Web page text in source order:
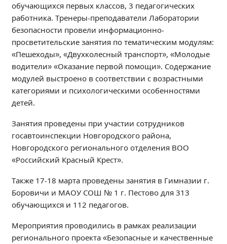
Контакты
Региональный центр по профилактике ДДТТ
Учебно-производственный комплекс
Центр карьеры
Противодействие коррупции
Всероссийское чемпионатное движение
Региональная инновационная площадка
СВЕДЕНИЯ ОБ ОБРАЗОВАТЕЛЬНОЙ ОРГАНИЗАЦИИ
Основные сведения
Структура и органы управления образовательной
организацией
Документы
Образование
Образовательные стандарты и требования
Руководство
Педагогический состав
обучающихся первых классов, 3 педагогических
работника. Тренеры-преподаватели Лаборатории
безопасности провели информационно-
просветительские занятия по тематическим модулям:
«Пешеходы», «Двухколесный транспорт», «Молодые
водители» «Оказание первой помощи». Содержание
модулей выстроено в соответствии с возрастными
категориями и психологическими особенностями
детей.
Занятия проведены при участии сотрудников
госавтоинспекции Новгородского района,
Новгородского регионального отделения ВОО
«Российский Красный Крест».
Также 17-18 марта проведены занятия в Гимназии г.
Боровичи и МАОУ СОШ № 1 г. Пестово для 313
обучающихся и 112 педагогов.
Мероприятия проводились в рамках реализации
регионального проекта «Безопасные и качественные